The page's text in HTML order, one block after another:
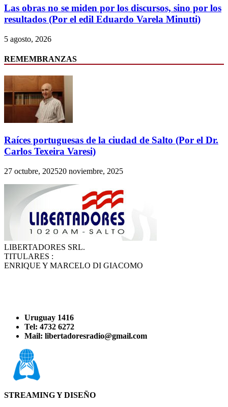
Las obras no se miden por los discursos, sino por los
resultados (Por el edil Eduardo Varela Minutti)
5 agosto, 2026
REMEMBRANZAS
Raíces portuguesas de la ciudad de Salto (Por el Dr.
Carlos Texeira Varesi)
27 octubre, 202520 noviembre, 2025
LIBERTADORES SRL.
TITULARES :
ENRIQUE Y MARCELO DI GIACOMO
Uruguay 1416
Tel: 4732 6272
Mail: libertadoresradio@gmail.com
STREAMING Y DISEÑO